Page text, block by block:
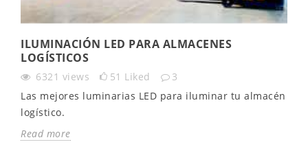
ILUMINACIÓN LED PARA ALMACENES
LOGÍSTICOS
6321 views 51 Liked
3
Las mejores luminarias LED para iluminar tu almacén
logístico.
Read more